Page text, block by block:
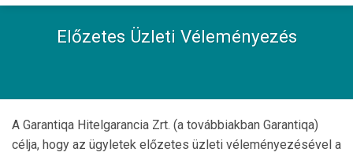
Előzetes Üzleti Véleményezés
A Garantiqa Hitelgarancia Zrt. (a továbbiakban Garantiqa)
célja, hogy az ügyletek előzetes üzleti véleményezésével a